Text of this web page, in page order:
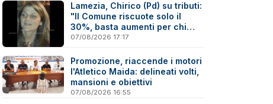
Lamezia, Chirico (Pd) su tributi:
"Il Comune riscuote solo il
30%, basta aumenti per chi
paga"
07/08/2026 17:17
Promozione, riaccende i motori
l'Atletico Maida: delineati volti,
mansioni e obiettivi
07/08/2026 16:55